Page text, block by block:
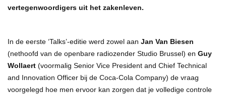
vertegenwoordigers uit het zakenleven.
In de eerste ‘Talks’-editie werd zowel aan Jan Van Biesen
(nethoofd van de openbare radiozender Studio Brussel) en Guy
Wollaert (voormalig Senior Vice President and Chief Technical
and Innovation Officer bij de Coca-Cola Company) de vraag
voorgelegd hoe men ervoor kan zorgen dat je volledige controle